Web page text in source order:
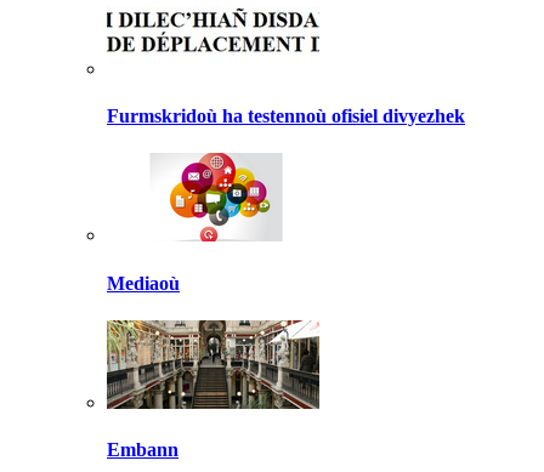
Furmskridoù ha testennoù ofisiel divyezhek
Mediaoù
Embann